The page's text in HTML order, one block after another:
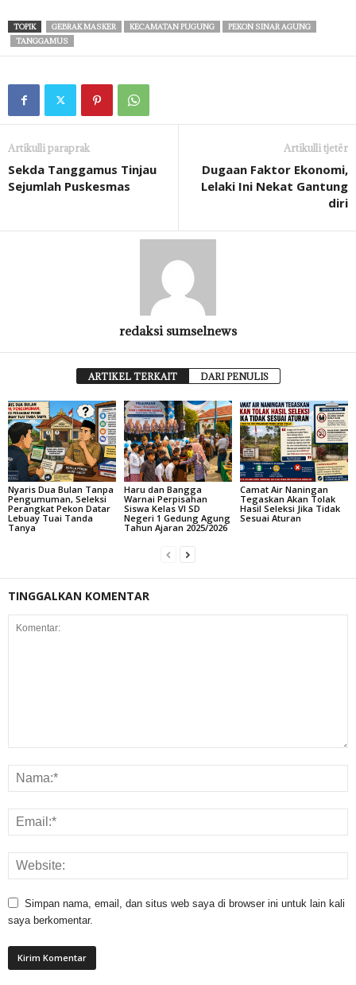
TOPIK GEBRAK MASKER KECAMATAN PUGUNG
PEKON SINAR AGUNG
TANGGAMUS
Artikulli paraprak
Sekda Tanggamus Tinjau
Sejumlah Puskesmas
Artikulli tjetër
Dugaan Faktor Ekonomi,
Lelaki Ini Nekat Gantung
diri
redaksi sumselnews
ARTIKEL TERKAIT DARI PENULIS
Nyaris Dua Bulan Tanpa
Pengumuman, Seleksi
Perangkat Pekon Datar
Lebuay Tuai Tanda
Tanya
Haru dan Bangga
Warnai Perpisahan
Siswa Kelas VI SD
Negeri 1 Gedung Agung
Tahun Ajaran 2025/2026
Camat Air Naningan
Tegaskan Akan Tolak
Hasil Seleksi Jika Tidak
Sesuai Aturan
TINGGALKAN KOMENTAR
Simpan nama, email, dan situs web saya di browser ini untuk lain kali
saya berkomentar.